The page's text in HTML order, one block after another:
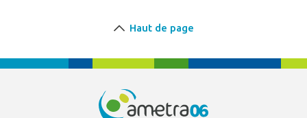
Haut de page